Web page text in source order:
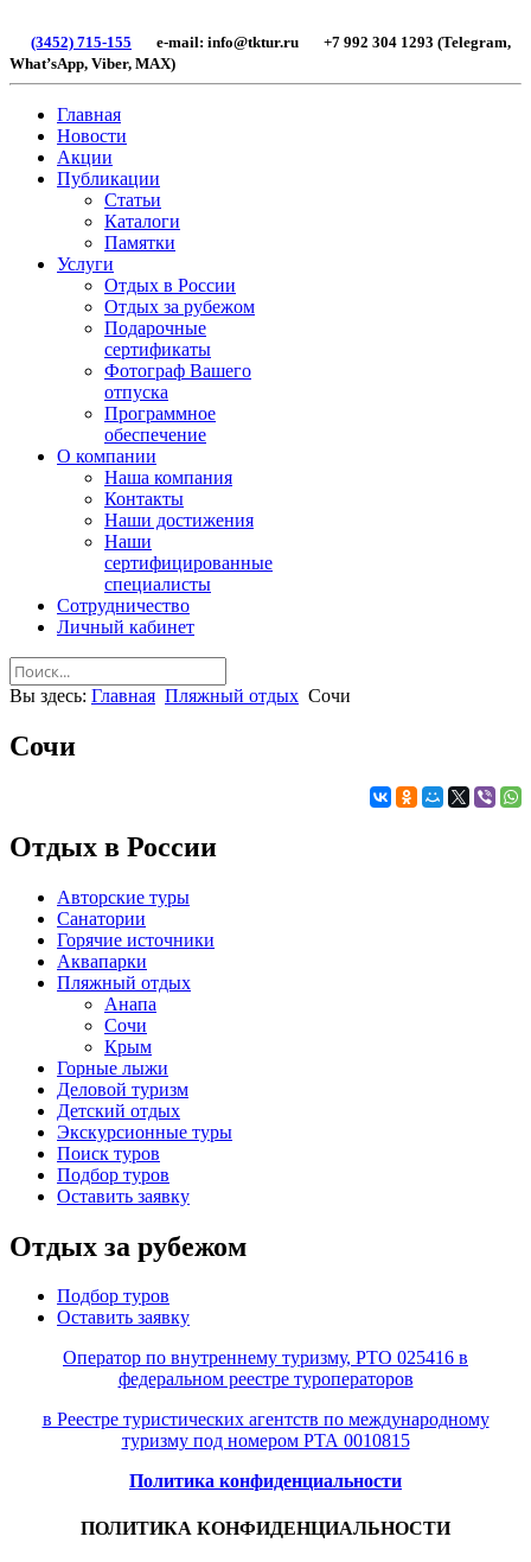
(3452) 715-155 e-mail: info@tktur.ru +7 992 304 1293 (Telegram,
What’sApp, Viber, МАХ)
Главная
Новости
Акции
Публикации
Статьи
Каталоги
Памятки
Услуги
Отдых в России
Отдых за рубежом
Подарочные
сертификаты
Фотограф Вашего
отпуска
Программное
обеспечение
О компании
Наша компания
Контакты
Наши достижения
Наши
сертифицированные
специалисты
Сотрудничество
Личный кабинет
Вы здесь: Главная Пляжный отдых Сочи
Сочи
Отдых в России
Авторские туры
Санатории
Горячие источники
Аквапарки
Пляжный отдых
Анапа
Сочи
Крым
Горные лыжи
Деловой туризм
Детский отдых
Экскурсионные туры
Поиск туров
Подбор туров
Оставить заявку
Отдых за рубежом
Подбор туров
Оставить заявку
Оператор по внутреннему туризму, РТО 025416 в
федеральном реестре туроператоров
в Реестре туристических агентств по международному
туризму под номером РТА 0010815
Политика конфиденциальности
ПОЛИТИКА КОНФИДЕНЦИАЛЬНОСТИ